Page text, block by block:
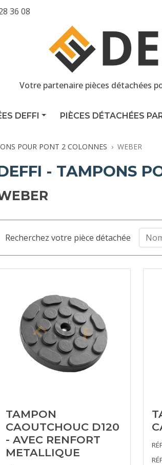
36 08
Votre partenaire pièces détachées
DEFFI PIÈCES DÉTACHÉES
POUR PONT 2 COLONNES WEBER
- TAMPONS
Recherchez votre pièce détachée
TAMPON
CAOUTCHOUC D120
- AVEC RENFORT
METALLIQUE